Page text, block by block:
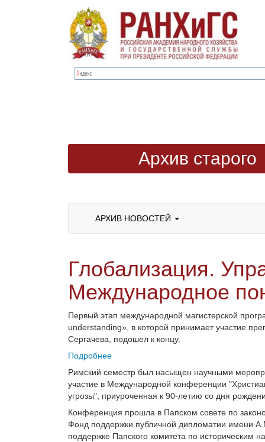
Архив старого
АРХИВ НОВОСТЕЙ
Глобализация.
Международное
Первый этап международной магистерской
understanding», в которой принимает участие
Сергачева, подошел к концу.
Подробнее
Римский семестр был насыщен научными
участие в Международной конференции
угрозы", приуроченная к 90-летию со дня
Конференция прошла в Папском совете по
Фонд поддержки публичной дипломатии имени
поддержке Папского комитета по историческим